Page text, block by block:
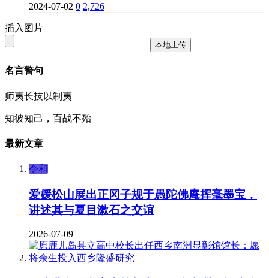
2024-07-02 0 2,726
插入图片
本地上传
名言警句
师夷长技以制夷
知彼知己，百战不殆
最新文章
令和
爱媛松山展出正冈子规于愚陀佛庵挥毫墨宝，
讲述其与夏目漱石之交谊
2026-07-09